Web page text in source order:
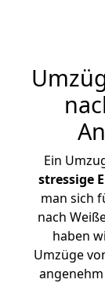
Ein
stressige
man sich
nach
haben
Umzüge